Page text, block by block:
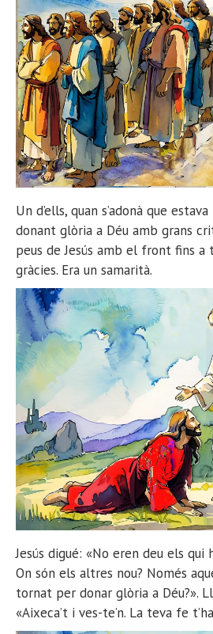
Un d’ells, quan s’adonà que
donant glòria a Déu amb grans
peus de Jesús amb el front fins a
gràcies. Era un samarità.
Jesús digué: «No eren deu els qui
On són els altres nou? Només
tornat per donar glòria a Déu?».
«Aixeca’t i ves-te’n. La teva fe